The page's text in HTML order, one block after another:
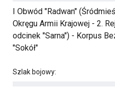
I Obwód "Radwan"
Okręgu Armii Krajowej - 2.
odcinek "Sarna") - Korpus
"Sokół"
Szlak bojowy: